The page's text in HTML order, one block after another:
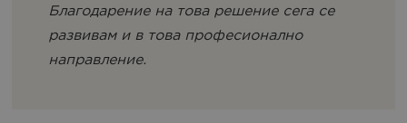
Благодарение на това решение сега се
развивам и в това професионално
направление.